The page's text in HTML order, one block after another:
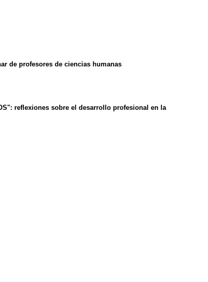
de profesores de ciencias humanas
reflexiones sobre el desarrollo profesional en la